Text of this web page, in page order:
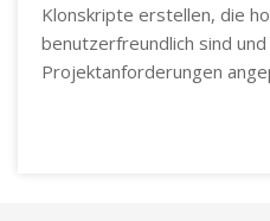
Klonskripte erstellen, die
benutzerfreundlich sind
Projektanforderungen